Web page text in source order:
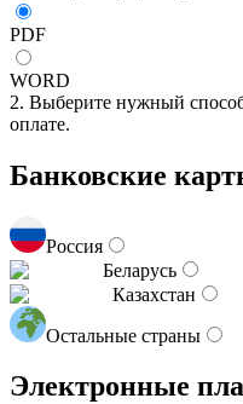
PDF
WORD
2. Выберите нужный
оплате.
Банковские
Россия
Беларусь
Казахстан
Остальные страны
Электронные